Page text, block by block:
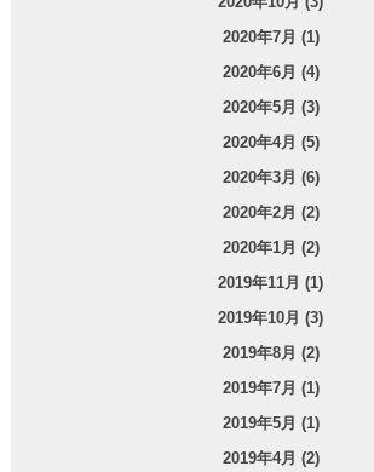
2020年7月 (1)
2020年6月 (4)
2020年5月 (3)
2020年4月 (5)
2020年3月 (6)
2020年2月 (2)
2020年1月 (2)
2019年11月 (1)
2019年10月 (3)
2019年8月 (2)
2019年7月 (1)
2019年5月 (1)
2019年4月 (2)